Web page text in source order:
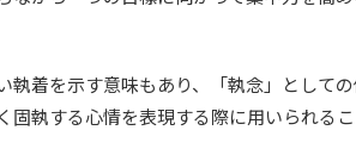
執着を示す意味もあり、「執念」として
固執する心情を表現する際に用いられるこ